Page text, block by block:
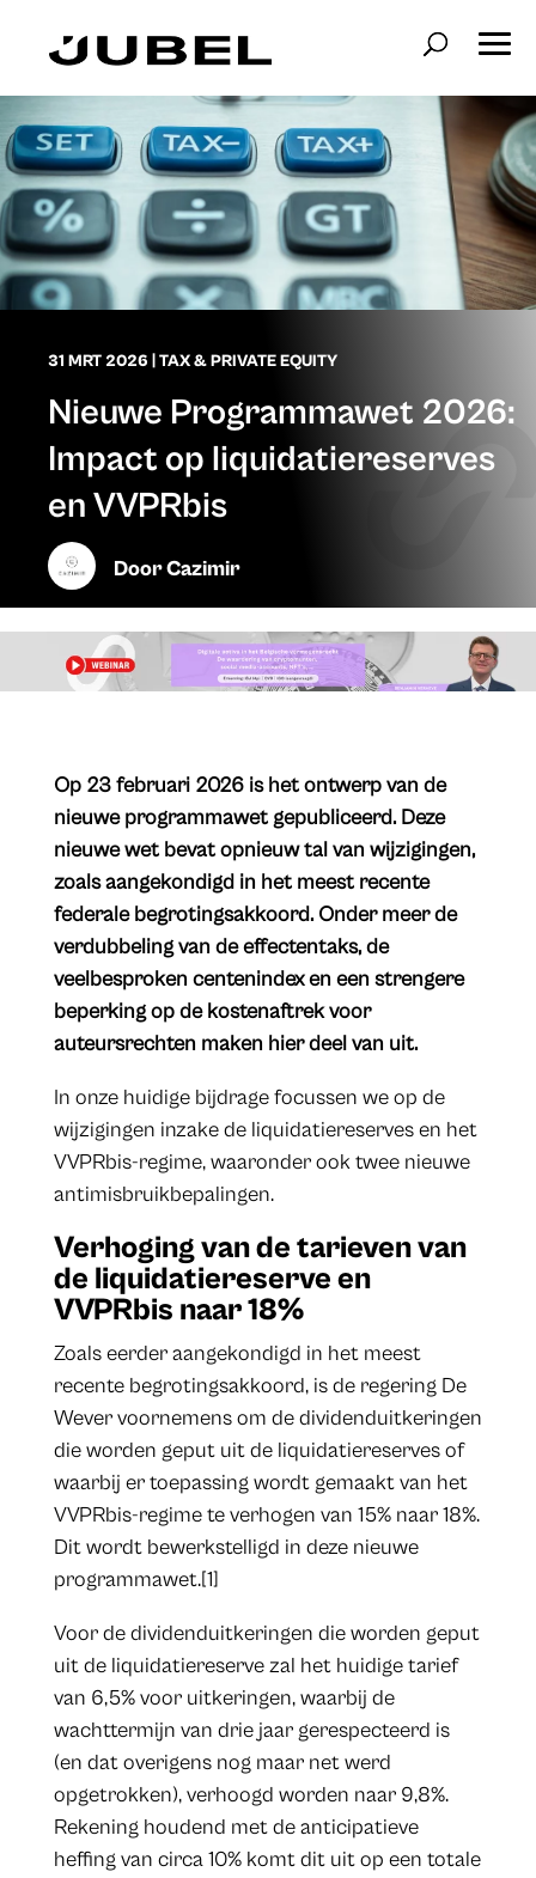
31 MRT 2026 TAX & PRIVATE EQUITY
Nieuwe Programmawet 2026:
Impact op liquidatiereserves
en VVPRbis
DoorCazimir
​Op 23 februari 2026 is het ontwerp van de
nieuwe programmawet gepubliceerd. Deze
nieuwe wet bevat opnieuw tal van wijzigingen,
zoals aangekondigd in het meest recente
federale begrotingsakkoord. Onder meer de
verdubbeling van de effectentaks, de
veelbesproken centenindex en een strengere
beperking op de kostenaftrek voor
auteursrechten maken hier deel van uit.
In onze huidige bijdrage focussen we op de
wijzigingen inzake de liquidatiereserves en het
VVPRbis-regime, waaronder ook twee nieuwe
antimisbruikbepalingen.
Verhoging van de tarieven van
de liquidatiereserve en
VVPRbis naar 18%
Zoals eerder aangekondigd in het meest
recente begrotingsakkoord, is de regering De
Wever voornemens om de dividenduitkeringen
die worden geput uit de liquidatiereserves of
waarbij er toepassing wordt gemaakt van het
VVPRbis-regime te verhogen van 15% naar 18%.
Dit wordt bewerkstelligd in deze nieuwe
programmawet.[1]
Voor de dividenduitkeringen die worden geput
uit de liquidatiereserve zal het huidige tarief
van 6,5% voor uitkeringen, waarbij de
wachttermijn van drie jaar gerespecteerd is
(en dat overigens nog maar net werd
opgetrokken), verhoogd worden naar 9,8%.
Rekening houdend met de anticipatieve
heffing van circa 10% komt dit uit op een totale